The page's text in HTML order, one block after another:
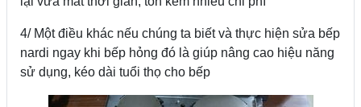
4/ Một điều khác nếu chúng ta biết và thực hiện sửa bếp
nardi ngay khi bếp hỏng đó là giúp nâng cao hiệu năng
sử dụng, kéo dài tuổi thọ cho bếp